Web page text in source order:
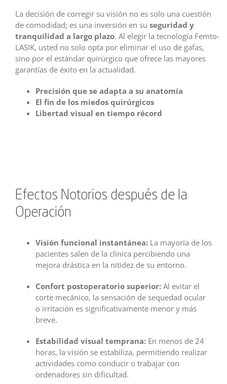
La decisión de corregir su visión no es solo una cuestión
de comodidad; es una inversión en su seguridad y
tranquilidad a largo plazo. Al elegir la tecnología Femto-
LASIK, usted no solo opta por eliminar el uso de gafas,
sino por el estándar quirúrgico que ofrece las mayores
garantías de éxito en la actualidad.
Precisión que se adapta a su anatomía
El fin de los miedos quirúrgicos
Libertad visual en tiempo récord
Efectos Notorios después de la
Operación
Visión funcional instantánea:La mayoría de los
pacientes salen de la clínica percibiendo una
mejora drástica en la nitidez de su entorno.
Confort postoperatorio superior:Al evitar el
corte mecánico, la sensación de sequedad ocular
o irritación es significativamente menor y más
breve.
Estabilidad visual temprana:En menos de 24
horas, la visión se estabiliza, permitiendo realizar
actividades como conducir o trabajar con
ordenadores sin dificultad.